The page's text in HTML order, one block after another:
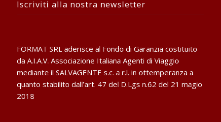
Iscriviti alla nostra newsletter
FORMAT SRL aderisce al Fondo di Garanzia costituito
da A.I.A.V. Associazione Italiana Agenti di Viaggio
mediante il SALVAGENTE s.c. a r.l. in ottemperanza a
quanto stabilito dall’art. 47 del D.Lgs n.62 del 21 magio
2018